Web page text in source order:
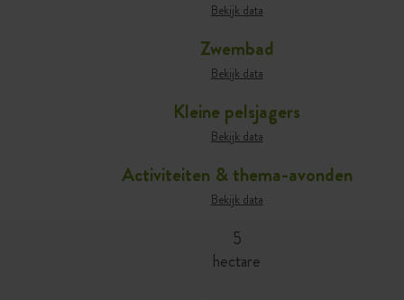
Bekijk data
Zwembad
Bekijk data
Kleine pelsjagers
Bekijk data
Activiteiten & thema-avonden
Bekijk data
5
hectare